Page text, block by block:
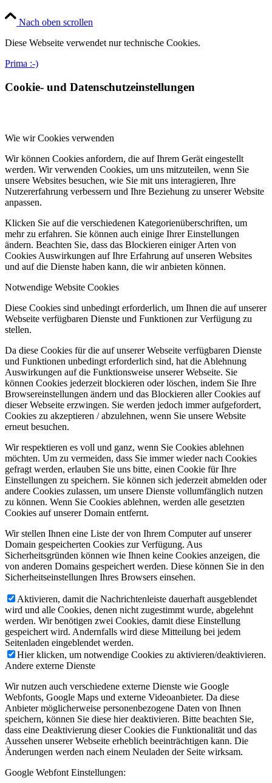
Nach oben scrollen
Diese Webseite verwendet nur technische Cookies.
Prima :-)
Cookie- und Datenschutzeinstellungen
Wie wir Cookies verwenden
Wir können Cookies anfordern, die auf Ihrem Gerät eingestellt
werden. Wir verwenden Cookies, um uns mitzuteilen, wenn Sie
unsere Websites besuchen, wie Sie mit uns interagieren, Ihre
Nutzererfahrung verbessern und Ihre Beziehung zu unserer Website
anpassen.
Klicken Sie auf die verschiedenen Kategorienüberschriften, um
mehr zu erfahren. Sie können auch einige Ihrer Einstellungen
ändern. Beachten Sie, dass das Blockieren einiger Arten von
Cookies Auswirkungen auf Ihre Erfahrung auf unseren Websites
und auf die Dienste haben kann, die wir anbieten können.
Notwendige Website Cookies
Diese Cookies sind unbedingt erforderlich, um Ihnen die auf unserer
Webseite verfügbaren Dienste und Funktionen zur Verfügung zu
stellen.
Da diese Cookies für die auf unserer Webseite verfügbaren Dienste
und Funktionen unbedingt erforderlich sind, hat die Ablehnung
Auswirkungen auf die Funktionsweise unserer Webseite. Sie
können Cookies jederzeit blockieren oder löschen, indem Sie Ihre
Browsereinstellungen ändern und das Blockieren aller Cookies auf
dieser Webseite erzwingen. Sie werden jedoch immer aufgefordert,
Cookies zu akzeptieren / abzulehnen, wenn Sie unsere Website
erneut besuchen.
Wir respektieren es voll und ganz, wenn Sie Cookies ablehnen
möchten. Um zu vermeiden, dass Sie immer wieder nach Cookies
gefragt werden, erlauben Sie uns bitte, einen Cookie für Ihre
Einstellungen zu speichern. Sie können sich jederzeit abmelden oder
andere Cookies zulassen, um unsere Dienste vollumfänglich nutzen
zu können. Wenn Sie Cookies ablehnen, werden alle gesetzten
Cookies auf unserer Domain entfernt.
Wir stellen Ihnen eine Liste der von Ihrem Computer auf unserer
Domain gespeicherten Cookies zur Verfügung. Aus
Sicherheitsgründen können wie Ihnen keine Cookies anzeigen, die
von anderen Domains gespeichert werden. Diese können Sie in den
Sicherheitseinstellungen Ihres Browsers einsehen.
Aktivieren, damit die Nachrichtenleiste dauerhaft ausgeblendet
wird und alle Cookies, denen nicht zugestimmt wurde, abgelehnt
werden. Wir benötigen zwei Cookies, damit diese Einstellung
gespeichert wird. Andernfalls wird diese Mitteilung bei jedem
Seitenladen eingeblendet werden.
Hier klicken, um notwendige Cookies zu aktivieren/deaktivieren.
Andere externe Dienste
Wir nutzen auch verschiedene externe Dienste wie Google
Webfonts, Google Maps und externe Videoanbieter. Da diese
Anbieter möglicherweise personenbezogene Daten von Ihnen
speichern, können Sie diese hier deaktivieren. Bitte beachten Sie,
dass eine Deaktivierung dieser Cookies die Funktionalität und das
Aussehen unserer Webseite erheblich beeinträchtigen kann. Die
Änderungen werden nach einem Neuladen der Seite wirksam.
Google Webfont Einstellungen: